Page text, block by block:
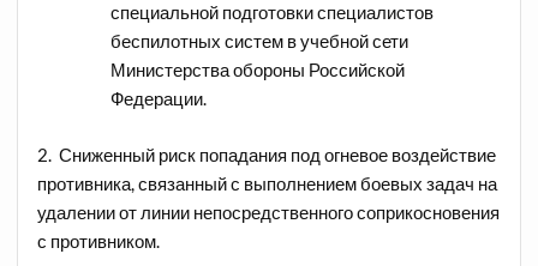
специальной подготовки специалистов
беспилотных систем в учебной сети
Министерства обороны Российской
Федерации.
2. Сниженный риск попадания под огневое воздействие
противника, связанный с выполнением боевых задач на
удалении от линии непосредственного соприкосновения
с противником.